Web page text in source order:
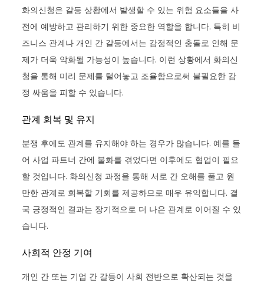
화의신청은 갈등 상황에서 발생할 수 있는 위험 요소들을 사
전에 예방하고 관리하기 위한 중요한 역할을 합니다. 특히 비
즈니스 관계나 개인 간 갈등에서는 감정적인 충돌로 인해 문
제가 더욱 악화될 가능성이 높습니다. 이런 상황에서 화의신
청을 통해 미리 문제를 털어놓고 조율함으로써 불필요한 감
정 싸움을 피할 수 있습니다.
관계 회복 및 유지
분쟁 후에도 관계를 유지해야 하는 경우가 많습니다. 예를 들
어 사업 파트너 간에 불화를 겪었다면 이후에도 협업이 필요
할 것입니다. 화의신청 과정을 통해 서로 간 오해를 풀고 원
만한 관계로 회복할 기회를 제공하므로 매우 유익합니다. 결
국 긍정적인 결과는 장기적으로 더 나은 관계로 이어질 수 있
습니다.
사회적 안정 기여
개인 간 또는 기업 간 갈등이 사회 전반으로 확산되는 것을